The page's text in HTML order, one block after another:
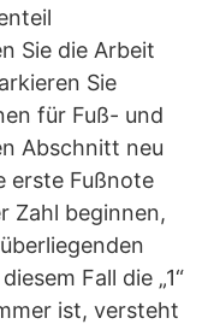
Sie die Arbeit
Sie
für Fuß- und
Abschnitt neu
erste Fußnote
Zahl beginnen,
Fall die „1“
ist, versteht